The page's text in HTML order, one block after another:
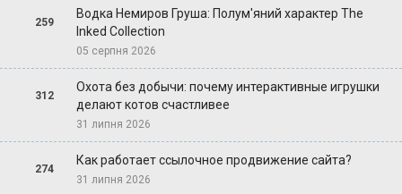
259
Водка Немиров Груша: Полум'яний характер The
Inked Collection
05 серпня 2026
312
Охота без добычи: почему интерактивные игрушки
делают котов счастливее
31 липня 2026
274
Как работает ссылочное продвижение сайта?
31 липня 2026